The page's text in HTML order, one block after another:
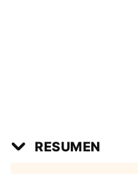
RESUMEN